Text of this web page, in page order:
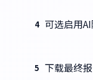
4 可选启用
5 下载最终